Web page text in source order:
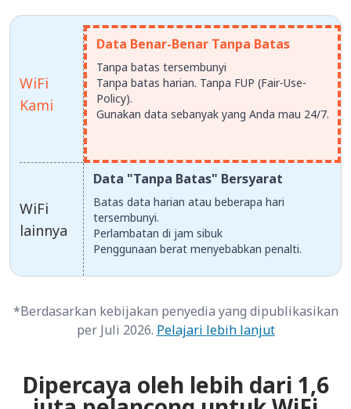
WiFi
Kami
WiFi
lainnya
Data Benar-Benar Tanpa Batas
Tanpa batas tersembunyi
Tanpa batas harian. Tanpa FUP (Fair-Use-
Policy).
Gunakan data sebanyak yang Anda mau 24/7.
Data "Tanpa Batas" Bersyarat
Batas data harian atau beberapa hari
tersembunyi.
Perlambatan di jam sibuk
Penggunaan berat menyebabkan penalti.
*Berdasarkan kebijakan penyedia yang dipublikasikan
per Juli 2026. Pelajari lebih lanjut
Dipercaya oleh lebih dari 1,6